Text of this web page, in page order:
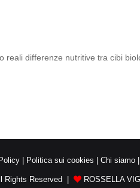
differenze nutritive tra cibi
Politica sui cookies Chi siamo
Rights Reserved | ROSSELLA